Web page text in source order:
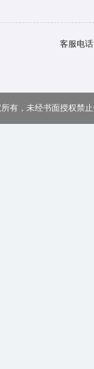
客服电
所有，未经书面授权